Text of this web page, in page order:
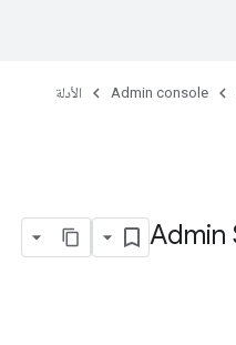
Admin console الأدلة